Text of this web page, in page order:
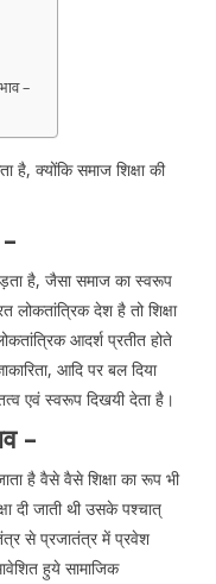
–
है, क्योंकि समाज शिक्षा की
है, जैसा समाज का स्वरूप
लोकतांत्रिक देश है तो शिक्षा
आदर्श प्रतीत होते
आदि पर बल दिया
एवं स्वरूप दिखयी देता है।
–
है वैसे वैसे शिक्षा का रूप भी
दी जाती थी उसके पश्चात्
से प्रजातंत्र में प्रवेश
हुये सामाजिक